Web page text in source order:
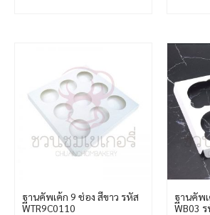
ฐานคัพเค้ก 9 ช่อง สีขาว รหัส
WTR9C0110
ฐานคัพ
WB03